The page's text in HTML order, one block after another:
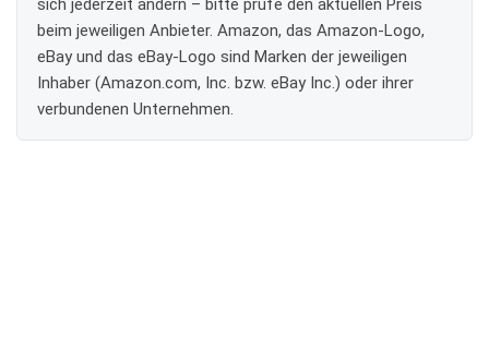
sich jederzeit ändern – bitte prüfe den aktuellen Preis
beim jeweiligen Anbieter. Amazon, das Amazon-Logo,
eBay und das eBay-Logo sind Marken der jeweiligen
Inhaber (Amazon.com, Inc. bzw. eBay Inc.) oder ihrer
verbundenen Unternehmen.